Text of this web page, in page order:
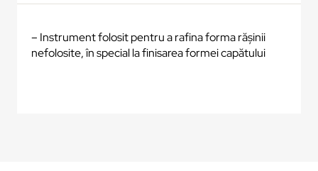
– Instrument folosit pentru a rafina forma rășinii
nefolosite, în special la finisarea formei capătului